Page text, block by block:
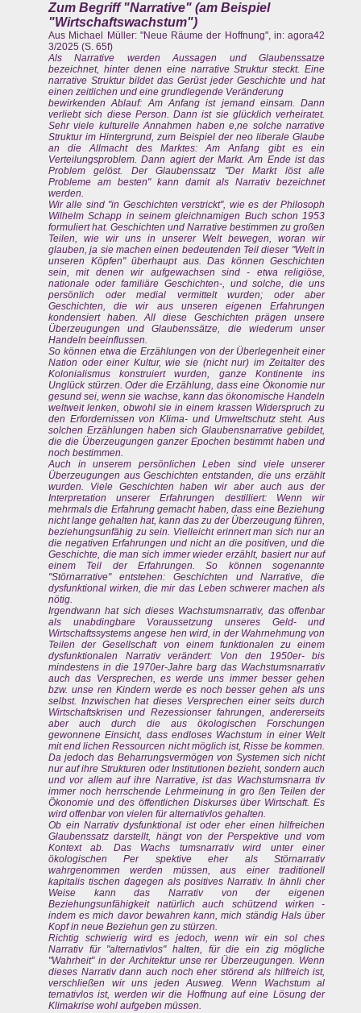
Zum Begriff "Narrative" (am Beispiel
"Wirtschaftswachstum")
Aus Michael Müller: "Neue Räume der Hoffnung", in: agora42
3/2025 (S. 65f)
Als Narrative werden Aussagen und Glaubenssatze
bezeichnet, hinter denen eine narrative Struktur steckt. Eine
narrative Struktur bildet das Gerüst jeder Geschichte und hat
einen zeitlichen und eine grundlegende Veränderung
bewirkenden Ablauf: Am Anfang ist jemand einsam. Dann
verliebt sich diese Person. Dann ist sie glücklich verheiratet.
Sehr viele kulturelle Annahmen haben e,ne solche narrative
Struktur im Hintergrund, zum Beispiel der neo liberale Glaube
an die Allmacht des Marktes: Am Anfang gibt es ein
Verteilungsproblem. Dann agiert der Markt. Am Ende ist das
Problem gelöst. Der Glaubenssatz "Der Markt löst alle
Probleme am besten" kann damit als Narrativ bezeichnet
werden.
Wir alle sind "in Geschichten verstrickt", wie es der Philosoph
Wilhelm Schapp in seinem gleichnamigen Buch schon 1953
formuliert hat. Geschichten und Narrative bestimmen zu großen
Teilen, wie wir uns in unserer Welt bewegen, woran wir
glauben, ja sie machen einen bedeutenden Teil dieser "Welt in
unseren Köpfen" überhaupt aus. Das können Geschichten
sein, mit denen wir aufgewachsen sind - etwa religiöse,
nationale oder familiäre Geschichten-, und solche, die uns
persönlich oder medial vermittelt wurden; oder aber
Geschichten, die wir aus unseren eigenen Erfahrungen
kondensiert haben. All diese Geschichten prägen unsere
Überzeugungen und Glaubenssätze, die wiederum unser
Handeln beeinflussen.
So können etwa die Erzählungen von der Überlegenheit einer
Nation oder einer Kultur, wie sie (nicht nur) im Zeitalter des
Kolonialismus konstruiert wurden, ganze Kontinente ins
Unglück stürzen. Oder die Erzählung, dass eine Ökonomie nur
gesund sei, wenn sie wachse, kann das ökonomische Handeln
weltweit lenken, obwohl sie in einem krassen Widerspruch zu
den Erfordernissen von Klima- und Umweltschutz steht. Aus
solchen Erzählungen haben sich Glaubensnarrative gebildet,
die die Überzeugungen ganzer Epochen bestimmt haben und
noch bestimmen.
Auch in unserem persönlichen Leben sind viele unserer
Überzeugungen aus Geschichten entstanden, die uns erzählt
wurden. Viele Geschichten haben wir aber auch aus der
Interpretation unserer Erfahrungen destilliert: Wenn wir
mehrmals die Erfahrung gemacht haben, dass eine Beziehung
nicht lange gehalten hat, kann das zu der Überzeugung führen,
beziehungsunfähig zu sein. Vielleicht erinnert man sich nur an
die negativen Erfahrungen und nicht an die positiven, und die
Geschichte, die man sich immer wieder erzählt, basiert nur auf
einem Teil der Erfahrungen. So können sogenannte
"Störnarrative" entstehen: Geschichten und Narrative, die
dysfunktional wirken, die mir das Leben schwerer machen als
nötig.
Irgendwann hat sich dieses Wachstumsnarrativ, das offenbar
als unabdingbare Voraussetzung unseres Geld- und
Wirtschaftssystems angese hen wird, in der Wahrnehmung von
Teilen der Gesellschaft von einem funktionalen zu einem
dysfunktionalen Narrativ verändert: Von den 1950er- bis
mindestens in die 1970er-Jahre barg das Wachstumsnarrativ
auch das Versprechen, es werde uns immer besser gehen
bzw. unse ren Kindern werde es noch besser gehen als uns
selbst. Inzwischen hat dieses Versprechen einer seits durch
Wirtschaftskrisen und Rezessionser fahrungen, andererseits
aber auch durch die aus ökologischen Forschungen
gewonnene Einsicht, dass endloses Wachstum in einer Welt
mit end lichen Ressourcen nicht möglich ist, Risse be kommen.
Da jedoch das Beharrungsvermögen von Systemen sich nicht
nur auf ihre Strukturen oder Institutionen bezieht, sondern auch
und vor allem auf ihre Narrative, ist das Wachstumsnarra tiv
immer noch herrschende Lehrmeinung in gro ßen Teilen der
Ökonomie und des öffentlichen Diskurses über Wirtschaft. Es
wird offenbar von vielen für alternativlos gehalten.
Ob ein Narrativ dysfunktional ist oder eher einen hilfreichen
Glaubenssatz darstellt, hängt von der Perspektive und vom
Kontext ab. Das Wachs tumsnarrativ wird unter einer
ökologischen Per spektive eher als Störnarrativ
wahrgenommen werden müssen, aus einer traditionell
kapitalis tischen dagegen als positives Narrativ. In ähnli cher
Weise kann das Narrativ von der eigenen
Beziehungsunfähigkeit natürlich auch schützend wirken -
indem es mich davor bewahren kann, mich ständig Hals über
Kopf in neue Beziehun gen zu stürzen.
Richtig schwierig wird es jedoch, wenn wir ein sol ches
Narrativ für "alternativlos" halten, für die ein zig mögliche
"Wahrheit" in der Architektur unse rer Überzeugungen. Wenn
dieses Narrativ dann auch noch eher störend als hilfreich ist,
verschließen wir uns jeden Ausweg. Wenn Wachstum al
ternativlos ist, werden wir die Hoffnung auf eine Lösung der
Klimakrise wohl aufgeben müssen.